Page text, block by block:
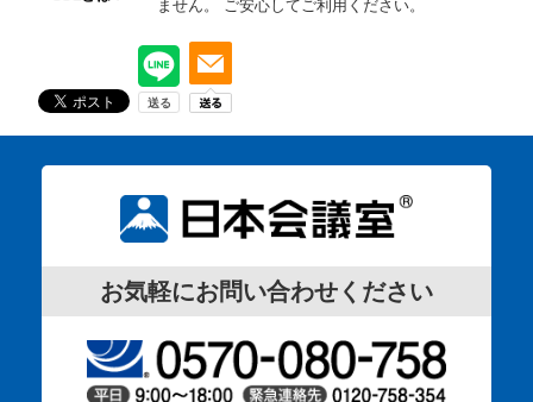
ません。
ご安心してご利用ください。
お気軽にお問い合わせください